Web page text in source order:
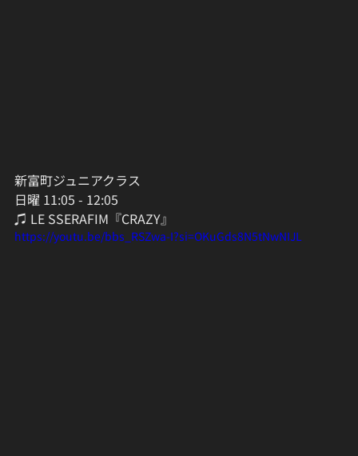
新富町ジュニアクラス
日曜 11:05 - 12:05
♫ LE SSERAFIM『CRAZY』
https://youtu.be/bbs_RSZwa-I?si=OKuGds8N5tNwNIJL